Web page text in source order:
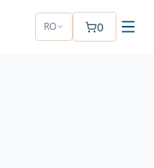
RO 0